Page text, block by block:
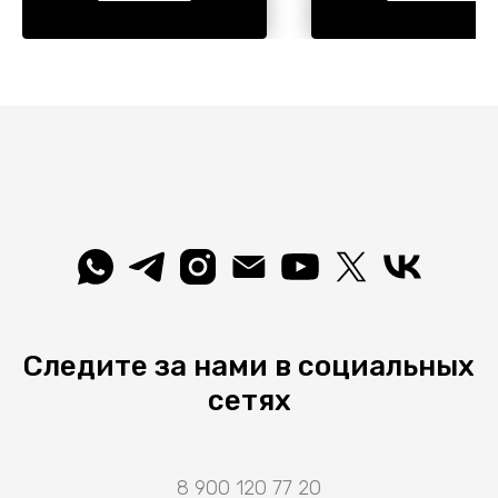
алюминий/белый. Имеются
Материал/цвет
Следите за нами в социальных
сетях
8 900 120 77 20